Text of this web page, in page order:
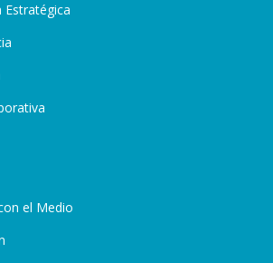
Estratégica
el Medio